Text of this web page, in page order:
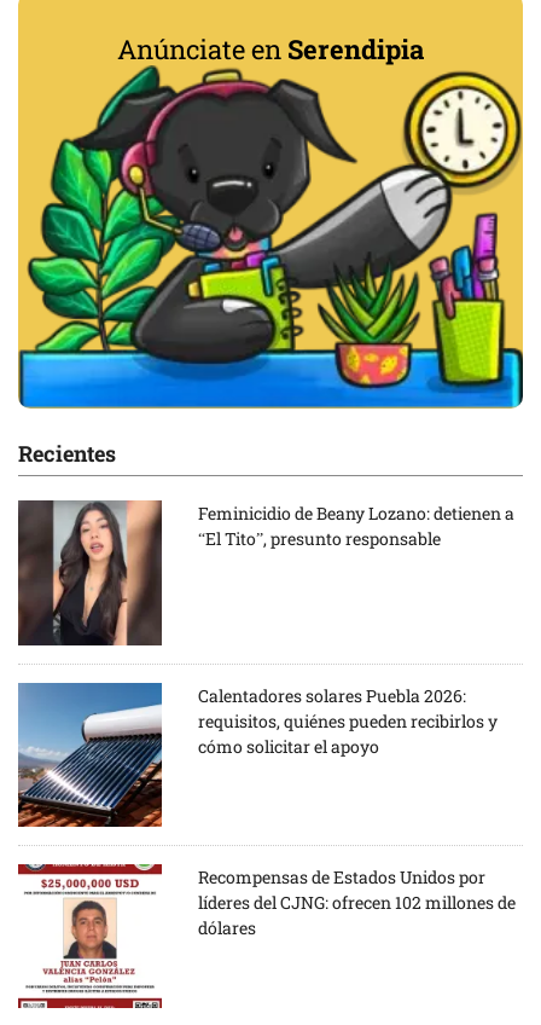
Anúnciate en Serendipia
Recientes
Feminicidio de Beany Lozano: detienen a
“El Tito”, presunto responsable
Calentadores solares Puebla 2026:
requisitos, quiénes pueden recibirlos y
cómo solicitar el apoyo
Recompensas de Estados Unidos por
líderes del CJNG: ofrecen 102 millones de
dólares